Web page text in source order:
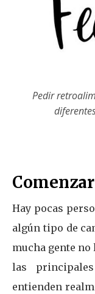
Pedir
Comenzar
Hay pocas
algún tipo de
mucha gente no
las
entienden